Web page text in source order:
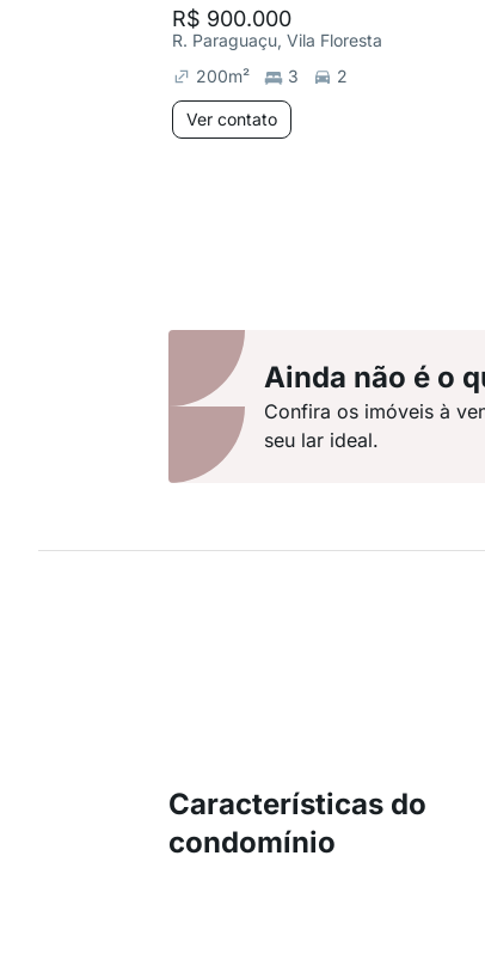
R$ 900.000
R. Paraguaçu, Vila Floresta
200m² 3 2
Ver contato
Ainda não é o
Confira os imóveis à
seu lar ideal.
Características do
condomínio